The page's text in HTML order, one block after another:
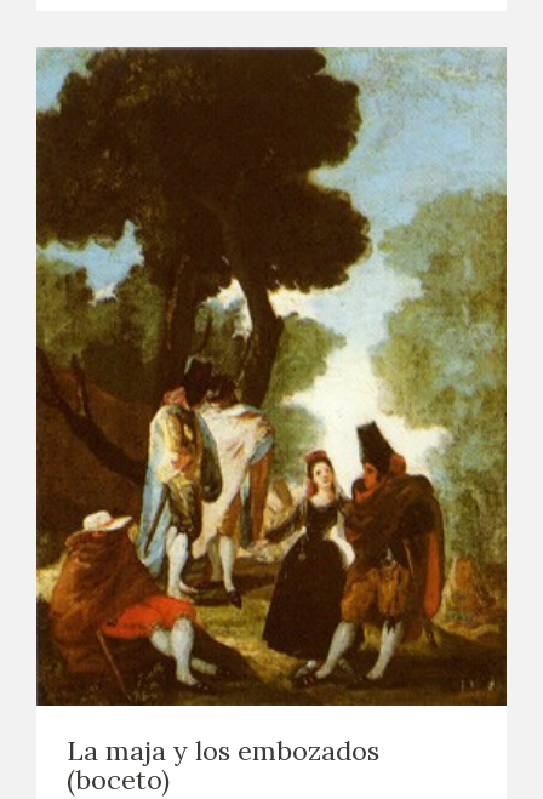
La maja y los embozados
(boceto)